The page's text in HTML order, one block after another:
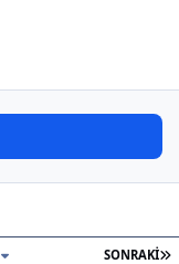
SONRAKI